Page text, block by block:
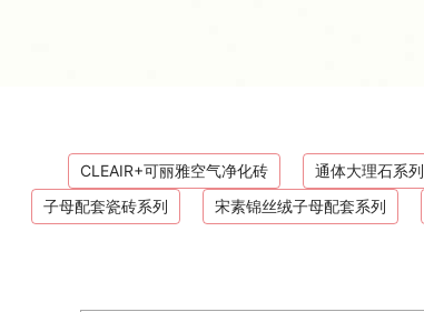
CLEAIR+可丽雅空气净化砖 通体大理石系列
子母配套瓷砖系列
宋素锦丝绒子母配套系列